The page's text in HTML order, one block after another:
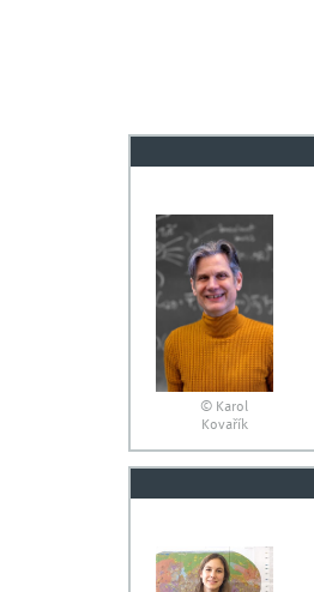
© Karol
Kovařík